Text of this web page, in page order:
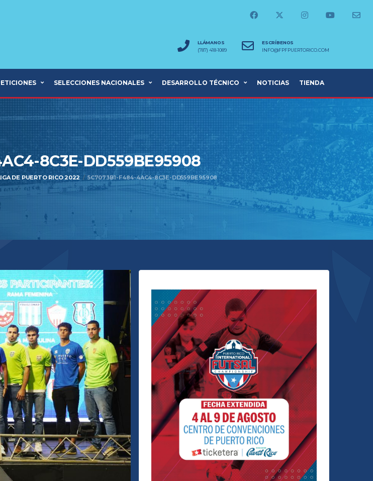
LLÁMANOS
(787) 418-1089
ESCRÍBENOS
INFO@FPFPUERTORICO.COM
SELECCIONES NACIONALES DESARROLLO TÉCNICO NOTICIAS TIENDA
8C3E-DD559BE95908
DE PUERTO RICO 2022 5C7073B1-F484-4AC4-8C3E-DD559BE95908